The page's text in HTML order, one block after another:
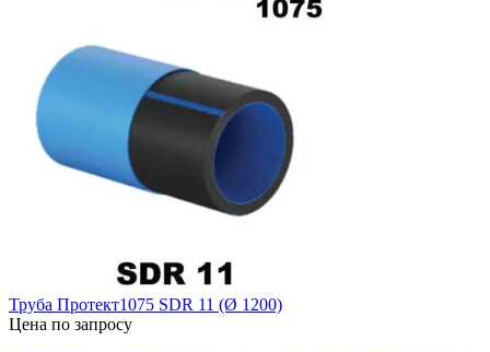
Труба Протект1075 SDR 11 (Ø 1200)
Цена по запросу